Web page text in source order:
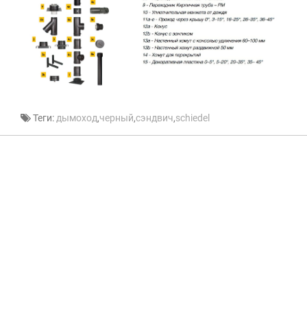
Теги: дымоход,черный,сэндвич,schiedel